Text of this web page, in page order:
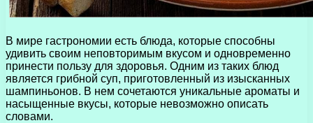
В мире гастрономии есть блюда, которые способны
удивить своим неповторимым вкусом и одновременно
принести пользу для здоровья. Одним из таких блюд
является грибной суп, приготовленный из изысканных
шампиньонов. В нем сочетаются уникальные ароматы и
насыщенные вкусы, которые невозможно описать
словами.